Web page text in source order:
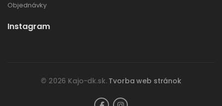
Objednávky
Instagram
© 2026 Kajo-dk.sk. Tvorba web stránok